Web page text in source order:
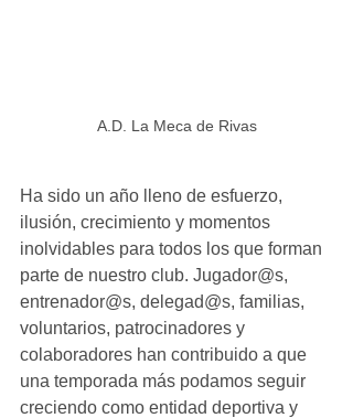
A.D. La Meca de Rivas
Ha sido un año lleno de esfuerzo,
ilusión, crecimiento y momentos
inolvidables para todos los que forman
parte de nuestro club. Jugador@s,
entrenador@s, delegad@s, familias,
voluntarios, patrocinadores y
colaboradores han contribuido a que
una temporada más podamos seguir
creciendo como entidad deportiva y